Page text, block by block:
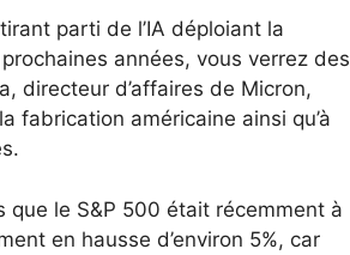
parti de l’IA déploiant la
années, vous verrez des
directeur d’affaires de Micron,
fabrication américaine ainsi qu’à
que le S&P 500 était récemment à
en hausse d’environ 5%, car